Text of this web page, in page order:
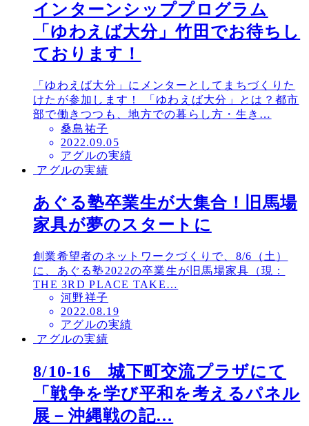
インターンシッププログラム
「ゆわえば大分」竹田でお待ちし
ております！
「ゆわえば大分」にメンターとしてまちづくりた
けたが参加します！ 「ゆわえば大分」とは？都市
部で働きつつも、地方での暮らし方・生き…
桑島祐子
投
稿
日
2022.09.05
アグルの実績
アグルの実績
あぐる塾卒業生が大集合！旧馬場
家具が夢のスタートに
創業希望者のネットワークづくりで、8/6（土）
に、あぐる塾2022の卒業生が旧馬場家具（現：
THE 3RD PLACE TAKE…
河野祥子
投
稿
日
2022.08.19
アグルの実績
アグルの実績
8/10-16 城下町交流プラザにて
「戦争を学び平和を考えるパネル
展－沖縄戦の記…